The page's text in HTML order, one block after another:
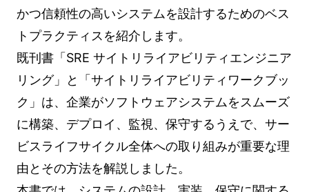
かつ信頼性の高いシステムを設計するためのベス
トプラクティスを紹介します。
既刊書「SRE サイトリライアビリティエンジニア
リング」と「サイトリライアビリティワークブッ
ク」は、企業がソフトウェアシステムをスムーズ
に構築、デプロイ、監視、保守するうえで、サー
ビスライフサイクル全体への取り組みが重要な理
由とその方法を解説しました。